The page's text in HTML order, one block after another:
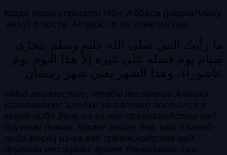
Когда люди спросили Ибн ‘Аббаса (радиаЛлаху
‘анху) о посте ‘Ашура, то он ответил так:
ما رأيتُ النبي صلى الله عليه وسلم يتحرّى
صيام يوم فضله على غيره إلاَّ هذا اليوم يومَ
عاشوراء، وهذا الشهر يعني شهر رمضان
«Мне неизвестно, чтобы посланник Аллаха
(салляллаху ‘алейхи уа саллям) постился в
какой-либо день из-за его превосходства над
другими днями, кроме этого дня, или в какой-
либо месяц из-за его превосходства над
другими месяцами, кроме Рамадана». (аль-